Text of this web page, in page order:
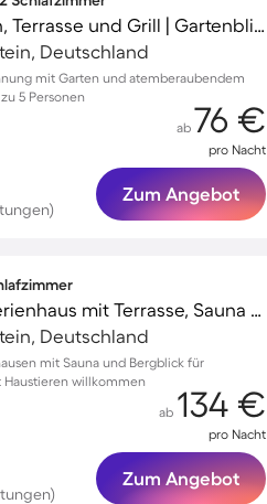
Apartment mit Garten, Terrasse und Grill | Gartenblick
Deutschland
mit Garten und atemberaubendem
5 Personen
ab 76 €
pro Nacht
Zum Angebot
Kinderfreundliches Ferienhaus mit Terrasse, Sauna und Garten | Naturblick | Perfekt für die Arbeit von Zuhause | Haustiere sind willkommen
Deutschland
mit Sauna und Bergblick für
willkommen
ab 134 €
pro Nacht
Zum Angebot